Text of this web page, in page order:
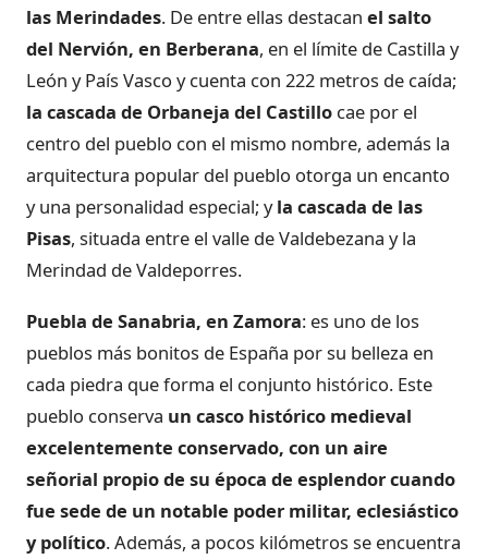
las Merindades. De entre ellas destacan el salto
del Nervión, en Berberana, en el límite de Castilla y
León y País Vasco y cuenta con 222 metros de caída;
la cascada de Orbaneja del Castillo cae por el
centro del pueblo con el mismo nombre, además la
arquitectura popular del pueblo otorga un encanto
y una personalidad especial; yla cascada de las
Pisas, situada entre el valle de Valdebezana y la
Merindad de Valdeporres.
Puebla de Sanabria, en Zamora: es uno de los
pueblos más bonitos de España por su belleza en
cada piedra que forma el conjunto histórico. Este
pueblo conserva un casco histórico medieval
excelentemente conservado, con un aire
señorial propio de su época de esplendor cuando
fue sede de un notable poder militar, eclesiástico
y político. Además, a pocos kilómetros se encuentra